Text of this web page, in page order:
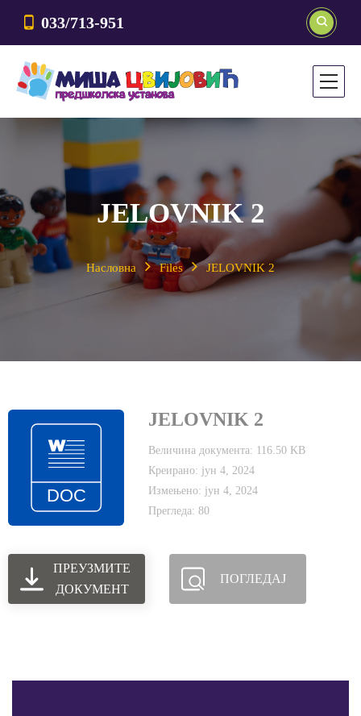
033/713-951
JELOVNIK 2
Насловна Files JELOVNIK 2
JELOVNIK 2
Величина документа: 116.50 KB
Креирано: јун 4, 2024
Измењено: јун 4, 2024
Прегледа: 80
ПРЕУЗМИТЕ
ДОКУМЕНТ
ПОГЛЕДАЈ